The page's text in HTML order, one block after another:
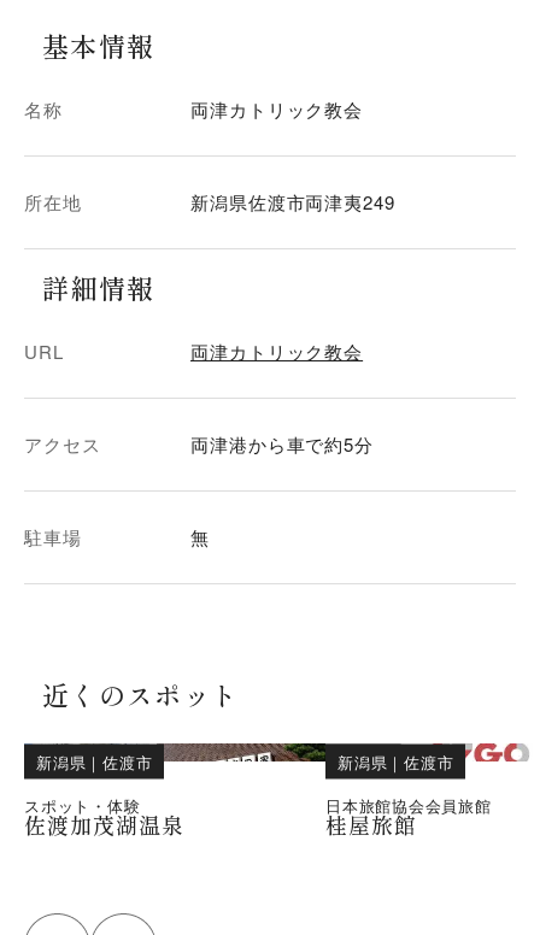
基本情報
名称 両津カトリック教会
所在地 新潟県佐渡市両津夷249
詳細情報
URL 両津カトリック教会
アクセス 両津港から車で約5分
駐車場 無
近くのスポット
新潟県 ｜佐渡市
スポット・体験
佐渡加茂湖温泉
新潟県 ｜佐渡市
日本旅館協会会員旅館
桂屋旅館